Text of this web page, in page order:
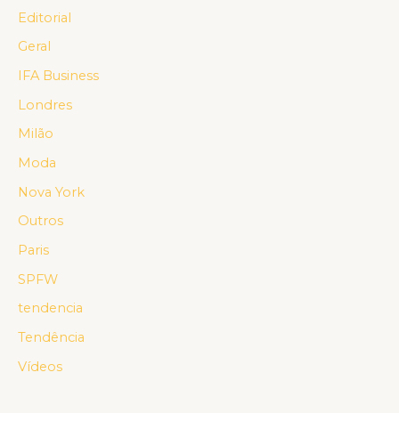
Editorial
Geral
IFA Business
Londres
Milão
Moda
Nova York
Outros
Paris
SPFW
tendencia
Tendência
Vídeos